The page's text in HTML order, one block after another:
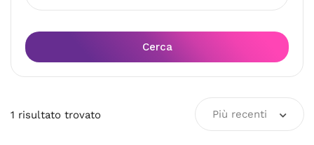
Cerca
1 risultato trovato Più recenti